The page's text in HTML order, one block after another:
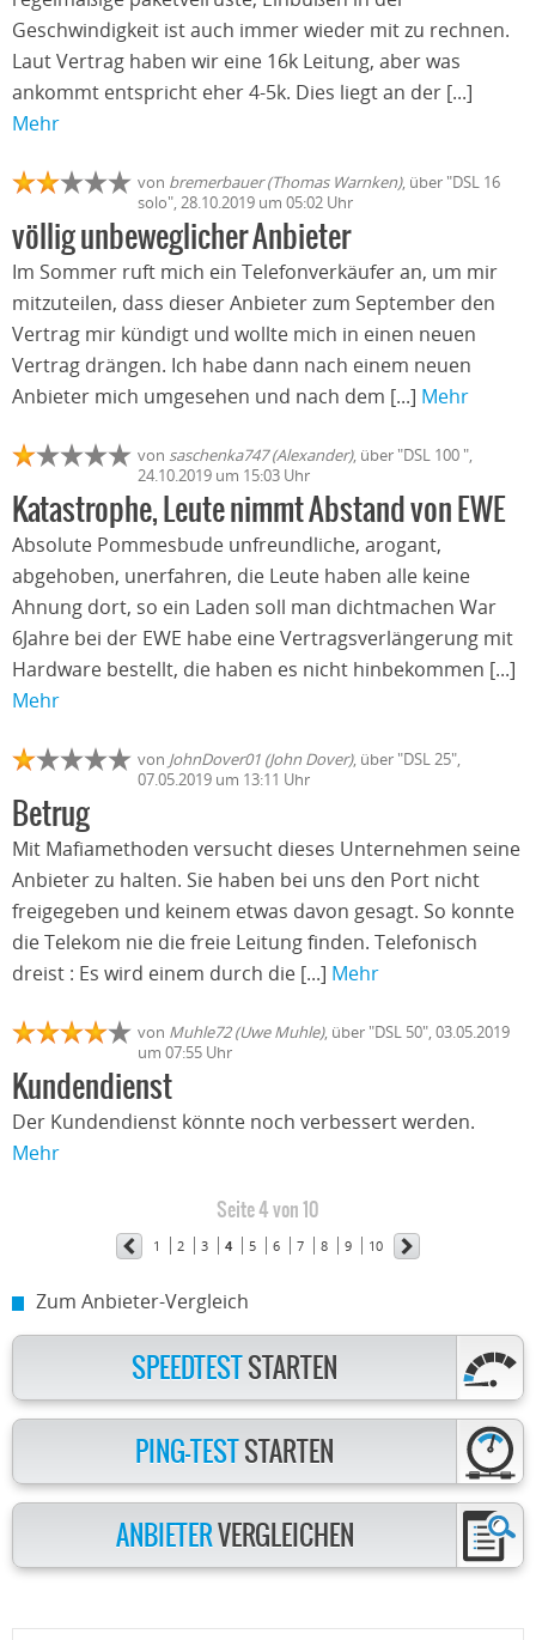
Geschwindigkeit ist auch immer wieder mit zu rechnen.
Laut Vertrag haben wir eine 16k Leitung, aber was
ankommt entspricht eher 4-5k. Dies liegt an der [...]
Mehr
von bremerbauer (Thomas Warnken), über "DSL 16
solo", 28.10.2019 um 05:02 Uhr
völlig unbeweglicher Anbieter
Im Sommer ruft mich ein Telefonverkäufer an, um mir
mitzuteilen, dass dieser Anbieter zum September den
Vertrag mir kündigt und wollte mich in einen neuen
Vertrag drängen. Ich habe dann nach einem neuen
Anbieter mich umgesehen und nach dem [...] Mehr
von saschenka747 (Alexander), über "DSL 100 ",
24.10.2019 um 15:03 Uhr
Katastrophe, Leute nimmt Abstand von EWE
Absolute Pommesbude unfreundliche, arogant,
abgehoben, unerfahren, die Leute haben alle keine
Ahnung dort, so ein Laden soll man dichtmachen War
6Jahre bei der EWE habe eine Vertragsverlängerung mit
Hardware bestellt, die haben es nicht hinbekommen [...]
Mehr
von JohnDover01 (John Dover), über "DSL 25",
07.05.2019 um 13:11 Uhr
Betrug
Mit Mafiamethoden versucht dieses Unternehmen seine
Anbieter zu halten. Sie haben bei uns den Port nicht
freigegeben und keinem etwas davon gesagt. So konnte
die Telekom nie die freie Leitung finden. Telefonisch
dreist : Es wird einem durch die [...] Mehr
von Muhle72 (Uwe Muhle), über "DSL 50", 03.05.2019
um 07:55 Uhr
Kundendienst
Der Kundendienst könnte noch verbessert werden.
Mehr
Seite 4 von 10
1 2 3 4 5 6 7 8 9 10
Zum Anbieter-Vergleich
SPEEDTESTSTARTEN
PING-TESTSTARTEN
ANBIETERVERGLEICHEN